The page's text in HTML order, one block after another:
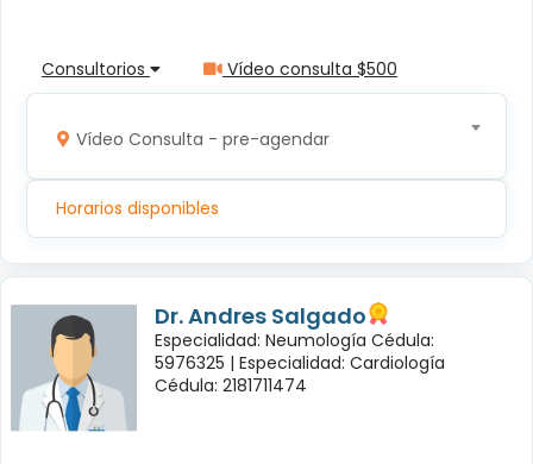
Consultorios Vídeo consulta $500
Vídeo Consulta - pre-agendar
Horarios disponibles
Dr. Andres Salgado
Especialidad: Neumología Cédula:
5976325 | Especialidad: Cardiología
Cédula: 2181711474